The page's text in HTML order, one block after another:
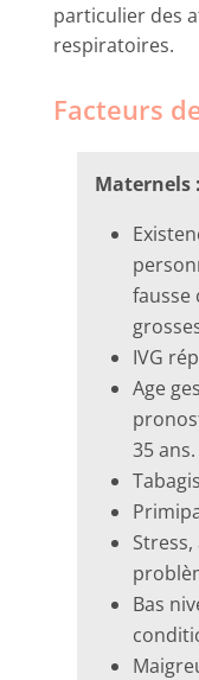
particulier des
respiratoires.
Facteurs
Maternels :
fausse
IVG
Age
35 ans.
Bas